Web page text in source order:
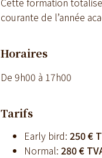
courante de l’année
Horaires
De 9h00 à 17h00
Tarifs
Early bird:250 €
Normal:280 €